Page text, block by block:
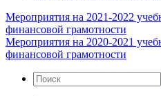
Мероприятия на 2021-2022
финансовой грамотности
Мероприятия на 2020-2021
финансовой грамотности